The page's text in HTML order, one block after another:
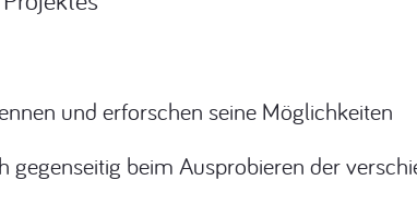
und erforschen seine Möglichkeiten
gegenseitig beim Ausprobieren der